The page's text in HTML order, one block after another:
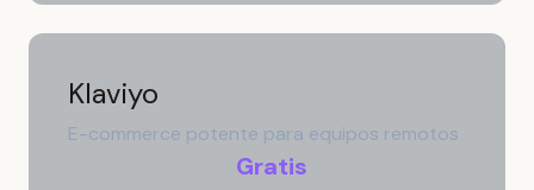
Klaviyo
E-commerce potente para equipos remotos
Gratis